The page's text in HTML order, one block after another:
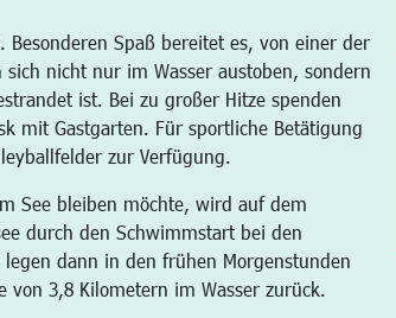
Spaß bereitet es, von einer der
nicht nur im Wasser austoben, sondern
ist. Bei zu großer Hitze spenden
mit Gastgarten. Für sportliche Betätigung
zur Verfügung.
See bleiben möchte, wird auf dem
durch den Schwimmstart bei den
dann in den frühen Morgenstunden
von 3,8 Kilometern im Wasser zurück.